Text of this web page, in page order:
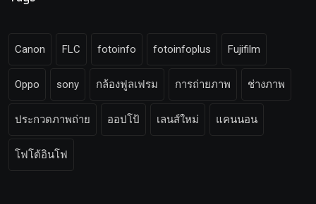
Canon FLC fotoinfo fotoinfoplus Fujifilm
Oppo sony กล้องฟูลเฟรม การถ่ายภาพ ช่างภาพ
ประกวดภาพถ่าย ออปโป้ เลนส์ใหม่ แคนนอน
โฟโต้อินโฟ